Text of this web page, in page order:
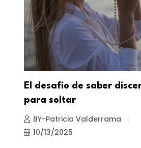
El desafío de saber
para soltar
BY-Patricia Valderrama
10/13/2025